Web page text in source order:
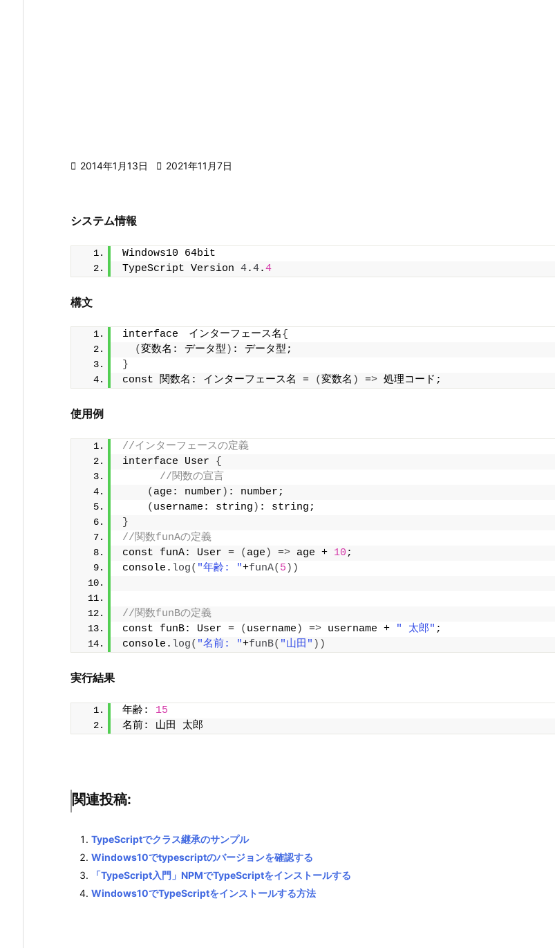
 2014年1月13日  2021年11月7日
システム情報
Windows10 64bit
TypeScript Version 4.4.4
構文
interface　インターフェース名{
(変数名: データ型 ) : データ型;
}
const 関数名: インターフェース名 =
(変数名 ) => 処理コード;
使用例
//インターフェースの定義
interface User {
//関数の宣言
( age: number ) : number;
( username: string ) : string;
}
//関数funAの定義
const funA: User =
( age ) => age + 10 ;
console. log( "年齢: "+funA( 5 ))
//関数funBの定義
const funB: User =
( username ) => username + " 太郎" ;
console. log( "名前: "+funB( "山田" ))
実行結果
年齢: 15
名前: 山田 太郎
関連投稿:
TypeScriptでクラス継承のサンプル
Windows10でtypescriptのバージョンを確認する
「TypeScript入門」NPMでTypeScriptをインストールする
Windows10でTypeScriptをインストールする方法